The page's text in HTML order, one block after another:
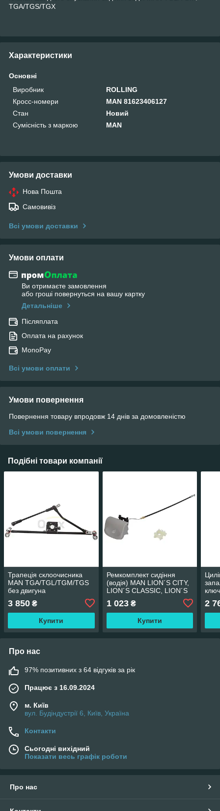
TGA/TGS/TGX
Характеристики
Основні
Виробник
ROLLING
Кросс-номери
MAN 81623406127
Стан
Новий
Сумісність з маркою
MAN
Умови доставки
Нова Пошта
Самовивіз
Всі умови доставки
Умови оплати
Ви отримаєте замовлення
або гроші повернуться на вашу картку
Детальніше
Післяплата
Оплата на рахунок
MonoPay
Всі умови оплати
Умови повернення
Повернення товару впродовж 14 днів за домовленістю
Всі умови повернення
Подібні товари компанії
Трапеція склоочисника
MAN TGA/TGL/TGM/TGS
без двигуна
3 850 ₴
Купити
Ремкомплект сидіння
(водія) MAN LION´S CITY,
LION´S CLASSIC, LION´S
TGA, TGL I, TGM I, TGS I,
TGX AKUSAN
1 023₴
Купити
2
Про нас
97% позитивних з 64 відгуків за рік
Працює з 16.09.2024
м. Київ
вул. Будіндустрії 6, Київ, Україна
Контакти
Сьогодні вихідний
Показати весь графік роботи
Про нас